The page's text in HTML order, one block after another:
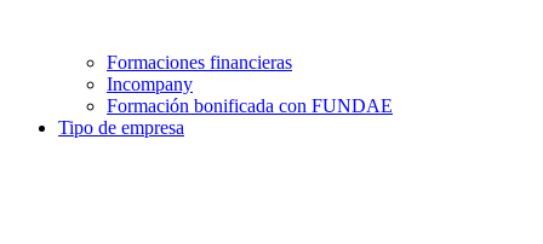
Formaciones financieras
Incompany
Formación bonificada con FUNDAE
Tipo de empresa